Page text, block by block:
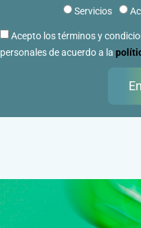
Servicios
Acepto los términos y
personales de acuerdo a la